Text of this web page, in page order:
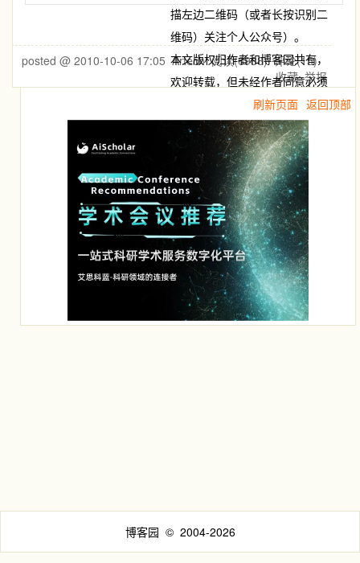
描左边二维码（或者长按识别二
维码）关注个人公众号）。
本文版权归作者和博客园共有，
欢迎转载，但未经作者同意必须
保留此段声明，且在文章页面明
显位置给出原文连接，否则保留
追究法律责任的权利。
posted @ 2010-10-06 17:05 Artech阅读(6988) 评论(15)
收藏 举报
刷新页面 返回顶部
博客园 © 2004-2026